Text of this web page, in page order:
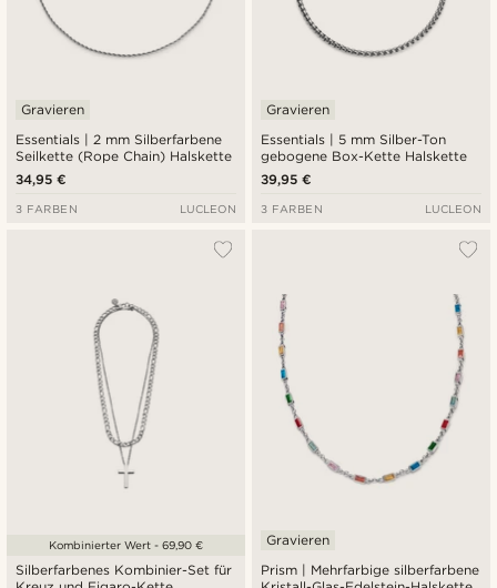
Essentials | 2 mm Silberfarbene
Seilkette (Rope Chain) Halskette
Gravieren
34,95 €
3 FARBEN LUCLEON
Essentials | 5 mm Silber-Ton
gebogene Box-Kette Halskette
Gravieren
39,95 €
3 FARBEN LUCLEON
Silberfarbenes Kombinier-Set für
Kombinierter Wert - 69,90 €
Prism | Mehrfarbige silberfarbene
Gravieren